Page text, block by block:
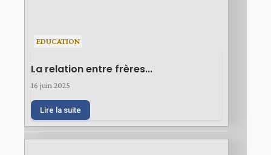
EDUCATION
La relation entre frères...
16 juin 2025
Lire la suite